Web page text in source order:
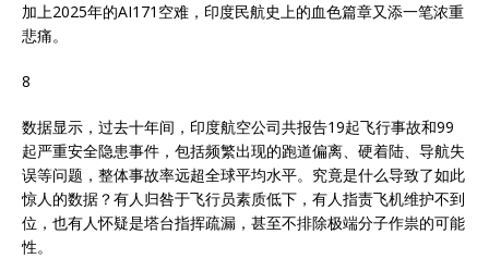
加上2025年的AI171空难，印度民航史上的血色篇章又添一笔浓重
悲痛。
8
数据显示，过去十年间，印度航空公司共报告19起飞行事故和99
起严重安全隐患事件，包括频繁出现的跑道偏离、硬着陆、导航失
误等问题，整体事故率远超全球平均水平。究竟是什么导致了如此
惊人的数据？有人归咎于飞行员素质低下，有人指责飞机维护不到
位，也有人怀疑是塔台指挥疏漏，甚至不排除极端分子作祟的可能
性。